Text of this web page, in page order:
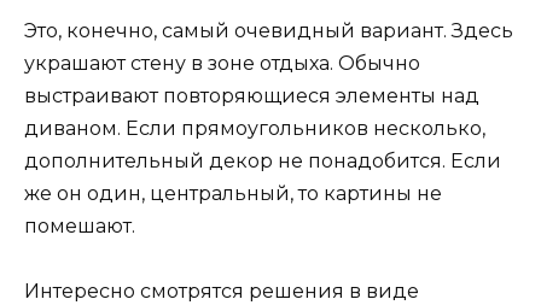
Это, конечно, самый очевидный вариант. Здесь
украшают стену в зоне отдыха. Обычно
выстраивают повторяющиеся элементы над
диваном. Если прямоугольников несколько,
дополнительный декор не понадобится. Если
же он один, центральный, то картины не
помешают.
Интересно смотрятся решения в виде